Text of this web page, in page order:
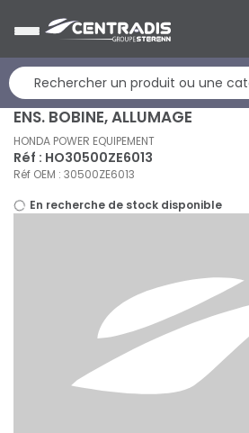
ENS. BOBINE, ALLUMAGE
HONDA POWER EQUIPEMENT
Réf : HO30500ZE6013
Réf OEM : 30500ZE6013
En recherche de stock disponible